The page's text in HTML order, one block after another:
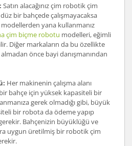
Satın alacağınız çim robotik çim
bir bahçede çalışmayacaksa
yana kullanmanız
çim biçme robotu modelleri, eğimli
Diğer markaların da bu özellikte
önce bayi danışmanından
Her makinenin çalışma alanı
bahçe için yüksek kapasiteli bir
gerek olmadığı gibi, büyük
bir robota da ödeme yapıp
Bahçenizin büyüklüğü ve
uygun üretilmiş bir robotik çim